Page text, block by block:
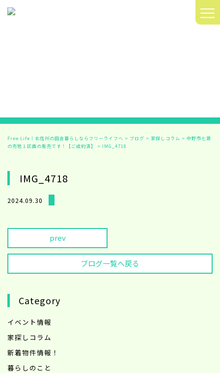
≡
Free Life｜北信州の田舎暮らしならフリーライフへ > ブログ > 家探しコラム > 中野市七瀬
の売地１区画の販売です！【ご成約済】
> IMG_4718
IMG_4718
2024.09.30
prev
ブログ一覧へ戻る
Category
イベント情報
家探しコラム
新着物件情報！
暮らしのこと